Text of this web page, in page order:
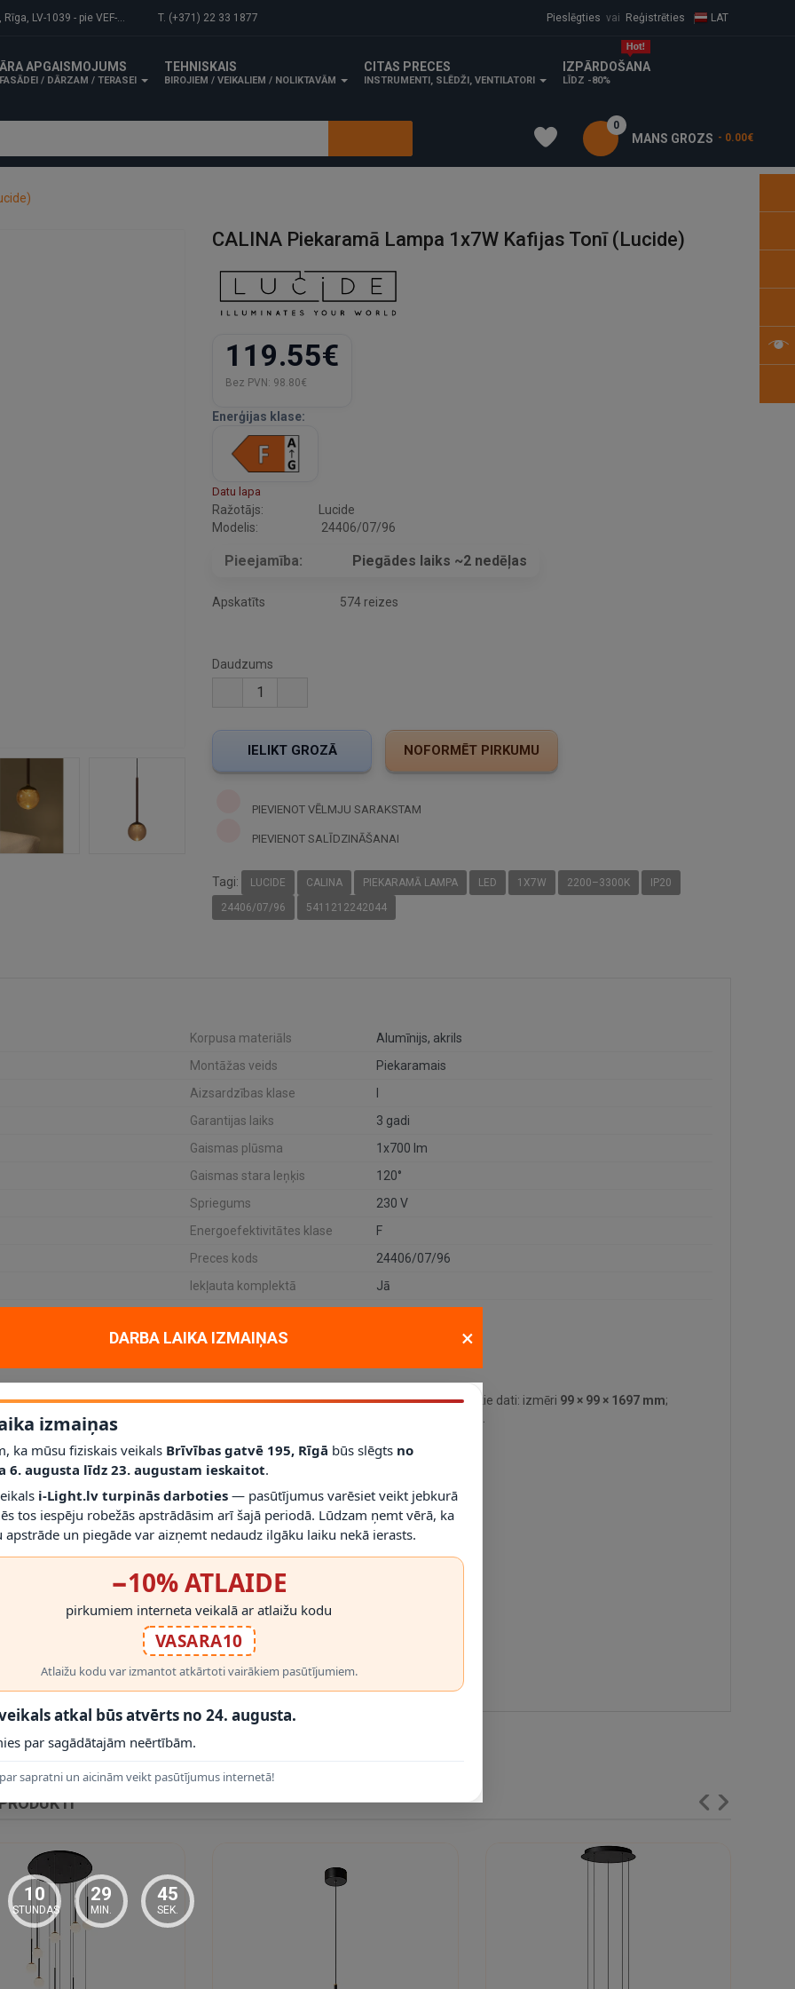
1039 - pie VEF-Gaisa tilta. T. (+371) 22 33 1877 Pieslēgties vai Reģistrēties LAT
ĀRA APGAISMOJUMS
FASĀDEI / DĀRZAM / TERASEI
TEHNISKAIS
BIROJIEM / VEIKALIEM / NOLIKTAVĀM
CITAS PRECES
INSTRUMENTI, SLĒDŽI, VENTILATORI
IZPĀRDOŠANA
LĪDZ -80%
MANS GROZS
0
- 0.00€
CALINA Piekaramā Lampa 1x7W Kafijas Tonī (Lucide)
119.55€
Bez PVN: 98.80€
Enerģijas klase:
Datu lapa
Ražotājs:
Lucide
Modelis:
24406/07/96
Pieejamība: Piegādes laiks ~2 nedēļas
Apskatīts 574 reizes
Daudzums
PIEVIENOT VĒLMJU SARAKSTAM
PIEVIENOT SALĪDZINĀŠANAI
Tagi: LUCIDE CALINA PIEKARAMĀ LAMPA LED 1X7W 2200–3300K
IP20
24406/07/96
5411212242044
Korpusa materiāls
Alumīnijs, akrils
Montāžas veids
Piekaramais
Aizsardzības klase
Garantijas laiks
3 gadi
Gaismas plūsma
1x700 lm
Gaismas stara leņķis
120°
Spriegums
230 V
Energoefektivitātes klase
F
Preces kods
24406/07/96
Iekļauta komplektā
Jā
un dekoratīvam apgaismojumam mājoklī, dzīvoklī vai projektā. Galvenie tehniskie dati: izmēri 99 × 99 × 1697 mm;
akrils; gaismas avots / cokols .
šim modelim iederēties mūsdienīgā interjerā.
/ 2200–3300 K, palīdz saprast, vai gaismeklis atbilst telpas vajadzībām.
; vienmēr izmantojiet saderīgas spuldzes un dimmerus.
gaismekli drīkst droši izmantot.
RĀDĪT VAIRĀK
DARBA LAIKA IZMAIŅAS ×
izmaiņas
ka mūsu fiziskais veikals Brīvības gatvē 195, Rīgā būs slēgts no
6. augusta līdz 23. augustam ieskaitot.
i-Light.lv turpinās darboties — pasūtījumus varēsiet veikt jebkurā
tos iespēju robežās apstrādāsim arī šajā periodā. Lūdzam ņemt vērā, ka
apstrāde un piegāde var aizņemt nedaudz ilgāku laiku nekā ierasts.
−10% ATLAIDE
pirkumiem interneta veikalā ar atlaižu kodu
VASARA10
Atlaižu kodu var izmantot atkārtoti vairākiem pasūtījumiem.
atkal būs atvērts no 24. augusta.
par sagādātajām neērtībām.
sapratni un aicinām veikt pasūtījumus internetā!
10
STUNDAS
29
MIN.
44
SEK.